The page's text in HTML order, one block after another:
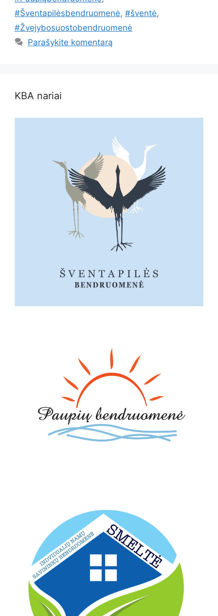
#Šventapilėsbendruomenė, #šventė,
#Žvejybosuostobendruomenė
Parašykite komentarą
KBA nariai